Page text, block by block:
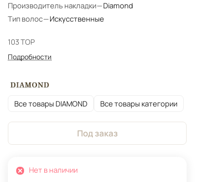
Производитель накладки—Diamond
Тип волос—Искусственные
103 TOP
Подробности
Все товары DIAMOND Все товары категории
Под заказ
Нет в наличии